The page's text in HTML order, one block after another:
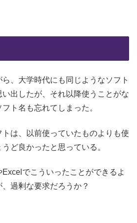
、大学時代にも同じようなソフト
出したが、それ以降使うことがな
ト名も忘れてしまった。
は、以前使っていたものよりも使
ど良かったと思っている。
でこういったことができるよ
過剰な要求だろうか？